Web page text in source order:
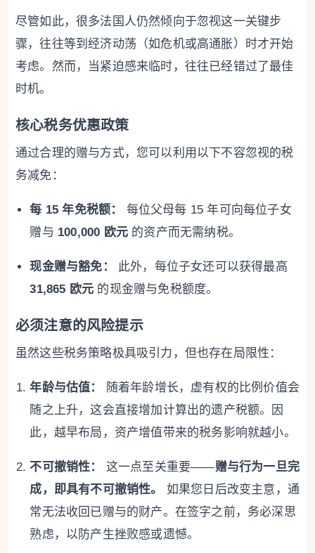
尽管如此，很多法国人仍然倾向于忽视这一关键步
骤，往往等到经济动荡（如危机或高通胀）时才开始
考虑。然而，当紧迫感来临时，往往已经错过了最佳
时机。
核心税务优惠政策
通过合理的赠与方式，您可以利用以下不容忽视的税
务减免：
每 15 年免税额：
每位父母每 15 年可向每位子女
赠与 100,000 欧元 的资产而无需纳税。
现金赠与豁免：
此外，每位子女还可以获得最高
31,865 欧元 的现金赠与免税额度。
必须注意的风险提示
虽然这些税务策略极具吸引力，但也存在局限性：
年龄与估值：
随着年龄增长，虚有权的比例价值会
随之上升，这会直接增加计算出的遗产税额。因
此，越早布局，资产增值带来的税务影响就越小。
不可撤销性： 这一点至关重要——赠与行为一旦完
成，即具有不可撤销性。
如果您日后改变主意，通
常无法收回已赠与的财产。在签字之前，务必深思
熟虑，以防产生挫败感或遗憾。